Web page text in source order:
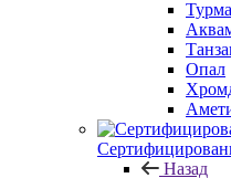
Опал
Назад